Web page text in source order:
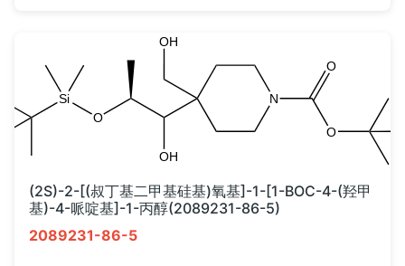
(2S)-2-[(叔丁基二甲基硅基)氧基]-1-[1-BOC-4-(羟甲
基)-4-哌啶基]-1-丙醇(2089231-86-5)
2089231-86-5